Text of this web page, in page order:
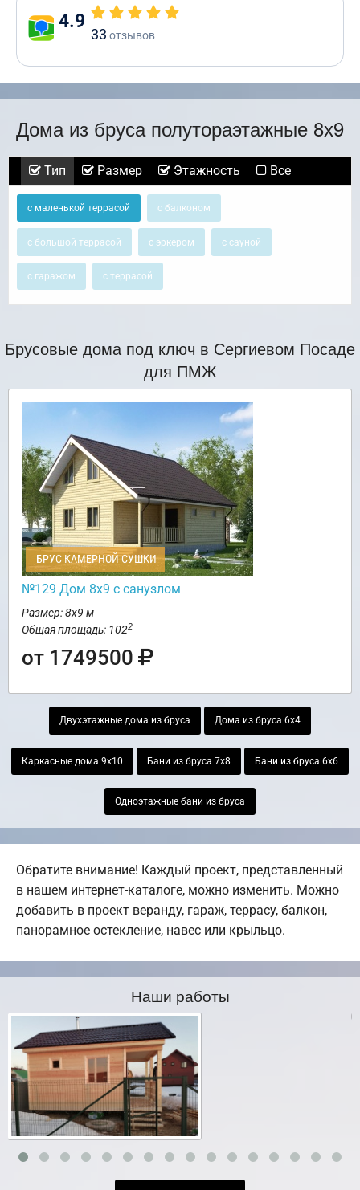
4.9
33 отзывов
Дома из бруса полутораэтажные 8х9
Тип Размер Этажность Все
с маленькой террасой с балконом
с большой террасой с эркером с сауной
с гаражом с террасой
Брусовые дома под ключ в Сергиевом Посаде
для ПМЖ
БРУС КАМЕРНОЙ СУШКИ
№129 Дом 8х9 с санузлом
Размер: 8х9 м
Общая площадь: 1022
от 1749500
Двухэтажные дома из бруса Дома из бруса 6х4
Каркасные дома 9х10 Бани из бруса 7х8 Бани из бруса 6х6
Одноэтажные бани из бруса
Обратите внимание! Каждый проект, представленный
в нашем интернет-каталоге, можно изменить. Можно
добавить в проект веранду, гараж, террасу, балкон,
панорамное остекление, навес или крыльцо.
Наши работы